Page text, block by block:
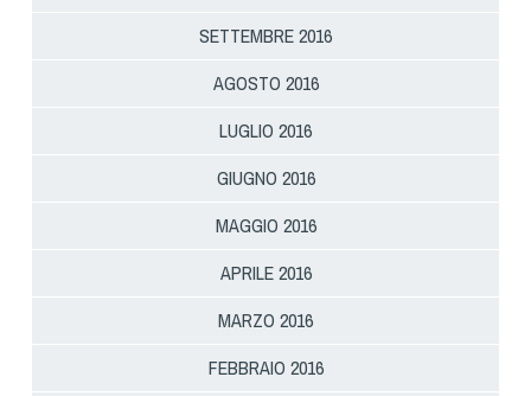
SETTEMBRE 2016
AGOSTO 2016
LUGLIO 2016
GIUGNO 2016
MAGGIO 2016
APRILE 2016
MARZO 2016
FEBBRAIO 2016
Sleddog